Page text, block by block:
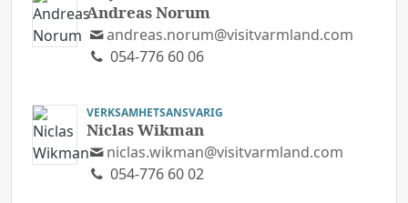
Andreas Norum
andreas.norum@visitvarmland.com
054-776 60 06
VERKSAMHETSANSVARIG
Niclas Wikman
niclas.wikman@visitvarmland.com
054-776 60 02